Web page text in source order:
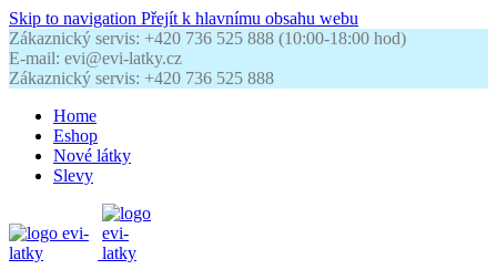
Skip to navigation Přejít k hlavnímu obsahu webu
Zákaznický servis: +420 736 525 888 (10:00-18:00 hod)
E-mail: evi@evi-latky.cz
Zákaznický servis: +420 736 525 888
Home
Eshop
Nové látky
Slevy